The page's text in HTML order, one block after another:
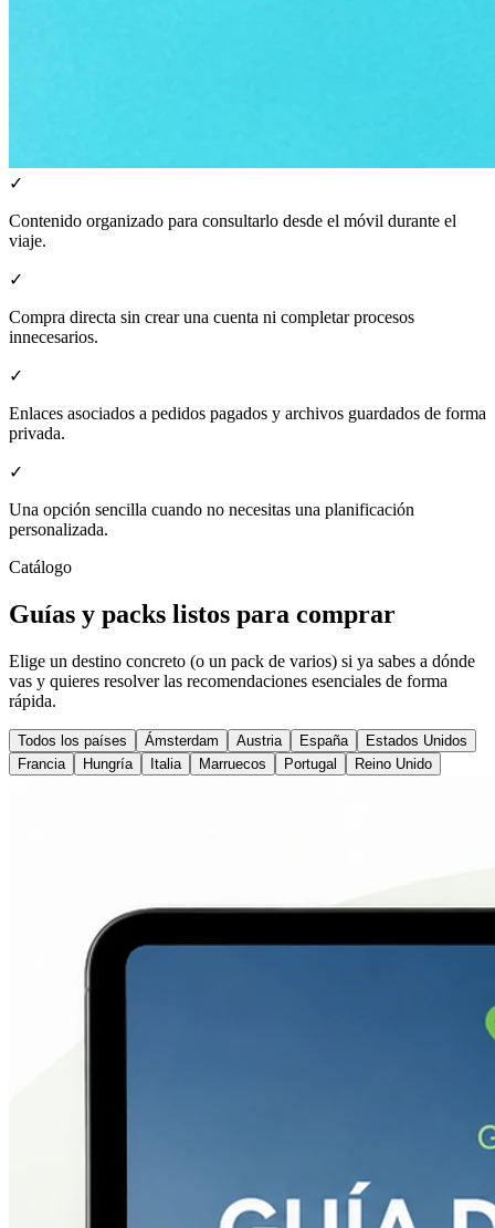
✓
Contenido organizado para consultarlo desde el móvil durante el
viaje.
✓
Compra directa sin crear una cuenta ni completar procesos
innecesarios.
✓
Enlaces asociados a pedidos pagados y archivos guardados de forma
privada.
✓
Una opción sencilla cuando no necesitas una planificación
personalizada.
Catálogo
Guías y packs listos para comprar
Elige un destino concreto (o un pack de varios) si ya sabes a dónde
vas y quieres resolver las recomendaciones esenciales de forma
rápida.
Todos los países Ámsterdam Austria España
Estados Unidos
Francia
Hungría Italia Marruecos Portugal Reino Unido